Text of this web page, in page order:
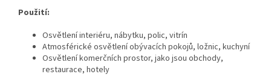
Použití:
Osvětlení interiéru, nábytku, polic, vitrín
Atmosférické osvětlení obývacích pokojů, ložnic, kuchyní
Osvětlení komerčních prostor, jako jsou obchody,
restaurace, hotely